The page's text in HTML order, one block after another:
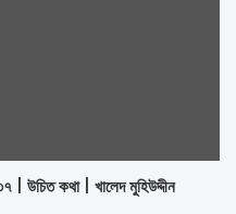
| উচিত কথা | খালেদ মুহিউদ্দীন